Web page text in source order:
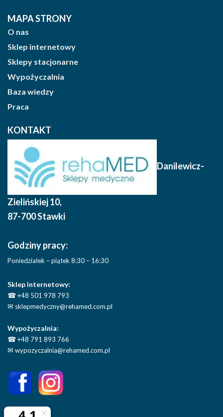
MAPA STRONY
O nas
Sklep internetowy
Sklepy stacjonarne
Wypożyczalnia
Baza wiedzy
Praca
KONTAKT
Danilewicz-
Zielińskiej 10,
87-700 Stawki
Godziny pracy:
Poniedziałek – piątek 8:30 – 16:30
Sklep internetowy:
☎+48 501 978 793
✉ sklepmedyczny@rehamed.com.pl
Wypożyczalnia:
☎+48 791 893 766
✉ wypozyczalnia@rehamed.com.pl